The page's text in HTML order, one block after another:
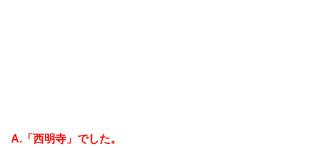
A.「西明寺」でした。